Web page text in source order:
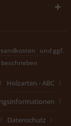
und ggf.
Holzarten - ABC
Datenschutz